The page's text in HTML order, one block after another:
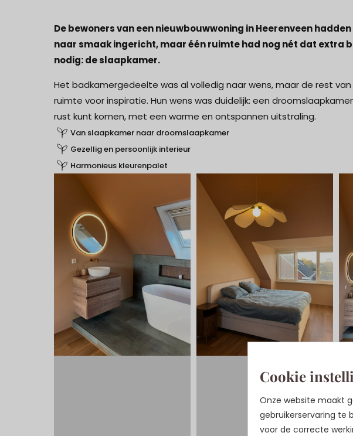
De bewoners van een nieuwbouwwoning in Heerenveen
naar smaak ingericht, maar één ruimte had nog nét dat extra
nodig: de slaapkamer.
Het badkamergedeelte was al volledig naar wens, maar de rest
ruimte voor inspiratie. Hun wens was duidelijk: een
rust kunt komen, met een warme en ontspannen uitstraling.
Van slaapkamer naar droomslaapkamer
Gezellig en persoonlijk interieur
Harmonieus kleurenpalet
Cookie
Onze website maakt
gebruikerservaring te
voor de correcte